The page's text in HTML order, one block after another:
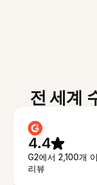
전 세계
4.4
G2에서 2,100개
리뷰